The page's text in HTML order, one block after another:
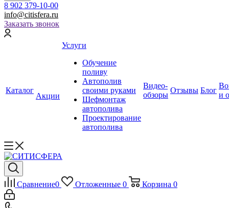
8 902 379-10-00
info@citisfera.ru
Заказать звонок
Каталог
Акции
Услуги
Обучение
поливу
Автополив
своими руками
Шефмонтаж
автополива
Проектирование
автополива
Видео-
обзоры
Отзывы Блог
и
Сравнение0 Отложенные 0 Корзина 0